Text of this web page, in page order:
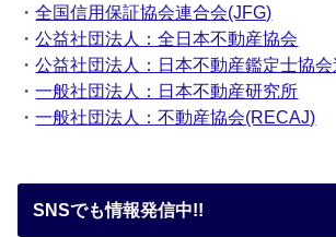
・全国信用保証協会連合会(JFG)
・公益社団法人：全日本不動産協会
・公益社団法人：日本不動産鑑定士協
・一般社団法人：日本不動産研究所
・一般社団法人：不動産協会(RECAJ)
SNSでも情報発信中!!